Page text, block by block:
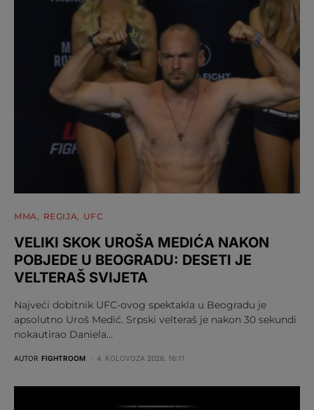
MMA REGIJA UFC
VELIKI SKOK UROŠA MEDIĆA NAKON
POBJEDE U BEOGRADU: DESETI JE
VELTERAŠ SVIJETA
Najveći dobitnik UFC-ovog spektakla u Beogradu je
apsolutno Uroš Medić. Srpski velteraš je nakon 30 sekundi
nokautirao Daniela…
AUTOR FIGHTROOM 4. KOLOVOZA 2026. 16:11